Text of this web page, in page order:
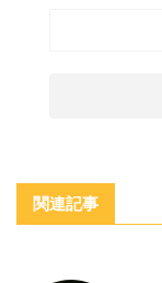
関連記事